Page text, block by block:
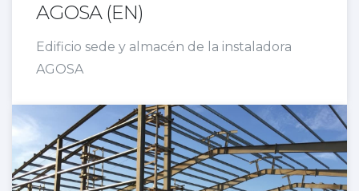
AGOSA (EN)
Edificio sede y almacén de la instaladora
AGOSA